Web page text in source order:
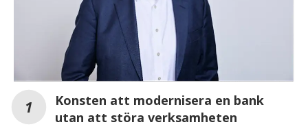
Konsten att modernisera en bank
utan att störa verksamheten